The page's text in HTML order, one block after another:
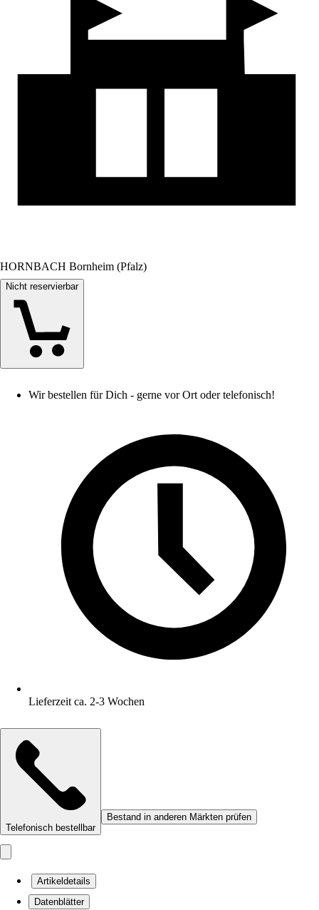
HORNBACH Bornheim (Pfalz)
Nicht reservierbar
Wir bestellen für Dich - gerne vor Ort oder telefonisch!
Lieferzeit ca. 2-3 Wochen
Telefonisch bestellbar
Bestand in anderen Märkten prüfen
Artikeldetails
Datenblätter